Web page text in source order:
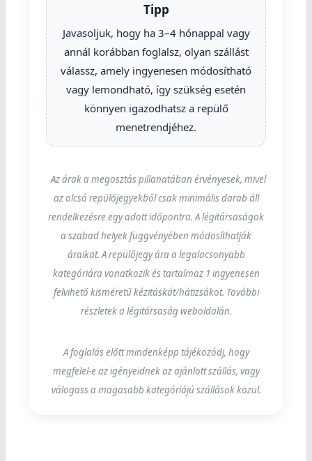
Tipp
Javasoljuk, hogy ha 3–4 hónappal vagy
annál korábban foglalsz, olyan szállást
válassz, amely ingyenesen módosítható
vagy lemondható, így szükség esetén
könnyen igazodhatsz a repülő
menetrendjéhez.
Az árak a megosztás pillanatában érvényesek, mivel
az olcsó repülőjegyekből csak minimális darab áll
rendelkezésre egy adott időpontra. A légitársaságok
a szabad helyek függvényében módosíthatják
áraikat. A repülőjegy ára a legalacsonyabb
kategóriára vonatkozik és tartalmaz 1 ingyenesen
felvihető kisméretű kézitáskát/hátizsákot. További
részletek a légitársaság weboldalán.
A foglalás előtt mindenképp tájékozódj, hogy
megfelel-e az igényeidnek az ajánlott szállás, vagy
válogass a magasabb kategóriájú szállások közül.